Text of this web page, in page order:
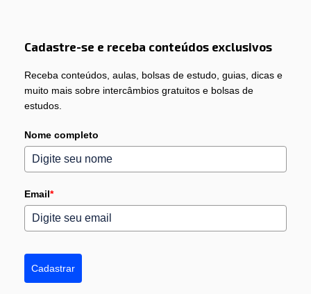
Cadastre-se e receba conteúdos exclusivos
Receba conteúdos, aulas, bolsas de estudo, guias, dicas e
muito mais sobre intercâmbios gratuitos e bolsas de
estudos.
Nome completo
Email*
Cadastrar